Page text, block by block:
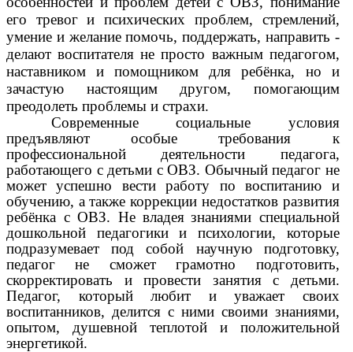
его тревог и психических проблем, стремлений,
умение и желание помочь, поддержать, направить -
делают воспитателя не просто важным педагогом,
наставником и помощником для ребёнка, но и
зачастую настоящим другом, помогающим
преодолеть проблемы и страхи.
Современные социальные условия
предъявляют особые требования к
профессиональной деятельности педагога,
работающего с детьми с ОВЗ. Обычный педагог не
может успешно вести работу по воспитанию и
обучению, а также коррекции недостатков развития
ребёнка с ОВЗ. Не владея знаниями специальной
дошкольной педагогики и психологии, которые
подразумевает под собой научную подготовку,
педагог не сможет грамотно подготовить,
скорректировать и провести занятия с детьми.
Педагог, который любит и уважает своих
воспитанников, делится с ними своими знаниями,
опытом, душевной теплотой и положительной
энергетикой.